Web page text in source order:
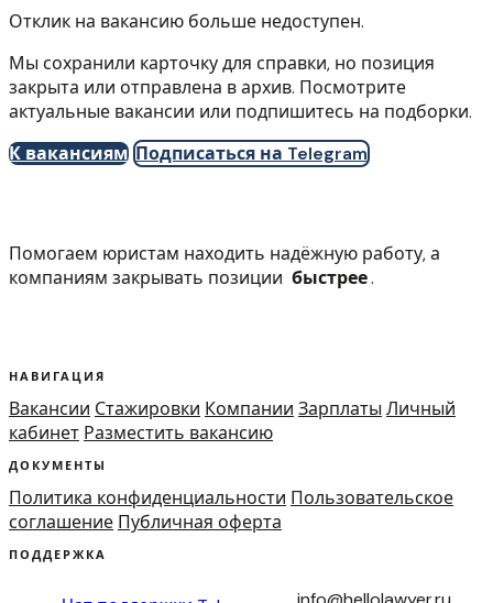
Отклик на вакансию больше недоступен.
Мы сохранили карточку для справки, но позиция
закрыта или отправлена в архив. Посмотрите
актуальные вакансии или подпишитесь на подборки.
К вакансиям Подписаться на Telegram
Помогаем юристам находить надёжную работу, а
компаниям закрывать позиции быстрее.
НАВИГАЦИЯ
Вакансии Стажировки Компании Зарплаты Личный
кабинет Разместить вакансию
ДОКУМЕНТЫ
Политика конфиденциальности Пользовательское
соглашение Публичная оферта
ПОДДЕРЖКА